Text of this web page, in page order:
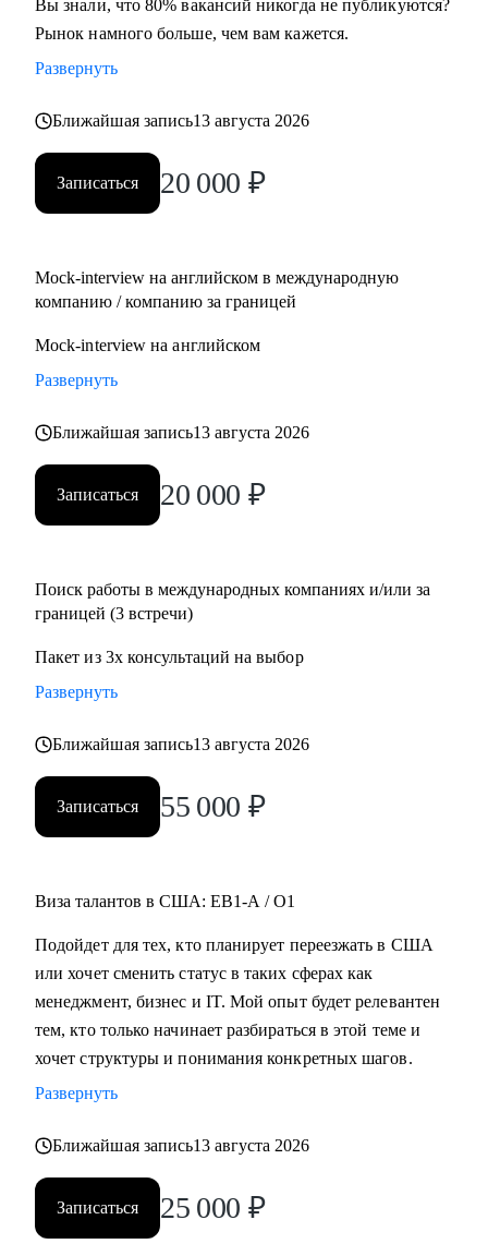
Вы знали, что 80% вакансий никогда не публикуются?
Рынок намного больше, чем вам кажется.
Развернуть
Ближайшая запись13 августа 2026
Записаться 20 000 ₽
Mock-interview на английском в международную
компанию / компанию за границей
Mock-interview на английском
Развернуть
Ближайшая запись13 августа 2026
Записаться 20 000 ₽
Поиск работы в международных компаниях и/или за
границей (3 встречи)
Пакет из 3х консультаций на выбор
Развернуть
Ближайшая запись13 августа 2026
Записаться 55 000 ₽
Виза талантов в США: EB1-A / O1
Подойдет для тех, кто планирует переезжать в США
или хочет сменить статус в таких сферах как
менеджмент, бизнес и IT. Мой опыт будет релевантен
тем, кто только начинает разбираться в этой теме и
хочет структуры и понимания конкретных шагов.
Развернуть
Ближайшая запись13 августа 2026
Записаться 25 000 ₽